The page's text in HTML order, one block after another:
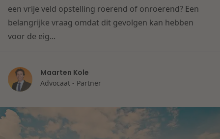
Energie
Vastgoed
Overheid & Omgeving
woningbouw
Lees meer
Nieuws
Nederlands
een vrije veld opstelling roerend of onroerend? Een
belangrijke vraag omdat dit gevolgen kan hebben
voor de eig...
Maarten Kole
Advocaat - Partner